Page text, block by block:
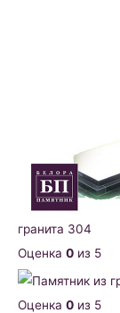
гранита 304
Оценка 0 из 5
Оценка 0 из 5